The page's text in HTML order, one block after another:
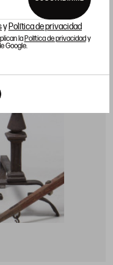
y Política de privacidad
laPolítica de privacidady
Google.